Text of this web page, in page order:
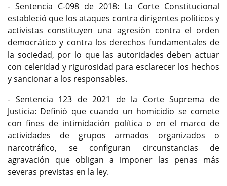
- Sentencia C-098 de 2018: La Corte Constitucional
estableció que los ataques contra dirigentes políticos y
activistas constituyen una agresión contra el orden
democrático y contra los derechos fundamentales de
la sociedad, por lo que las autoridades deben actuar
con celeridad y rigurosidad para esclarecer los hechos
y sancionar a los responsables.
- Sentencia 123 de 2021 de la Corte Suprema de
Justicia: Definió que cuando un homicidio se comete
con fines de intimidación política o en el marco de
actividades de grupos armados organizados o
narcotráfico, se configuran circunstancias de
agravación que obligan a imponer las penas más
severas previstas en la ley.